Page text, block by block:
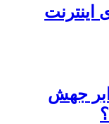
ضریب ۲.۷ برای اینترنت
جهش